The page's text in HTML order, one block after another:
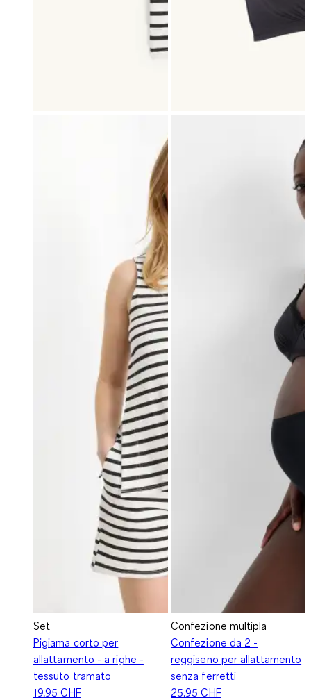
Set
Pigiama corto per
allattamento - a righe -
tessuto tramato
19.95 CHF
Confezione multipla
Confezione da 2 -
reggiseno per allattamento
senza ferretti
25.95 CHF